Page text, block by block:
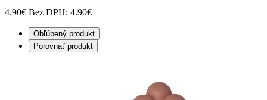
4.90€ Bez DPH: 4.90€
Obľúbený produkt
Porovnať produkt